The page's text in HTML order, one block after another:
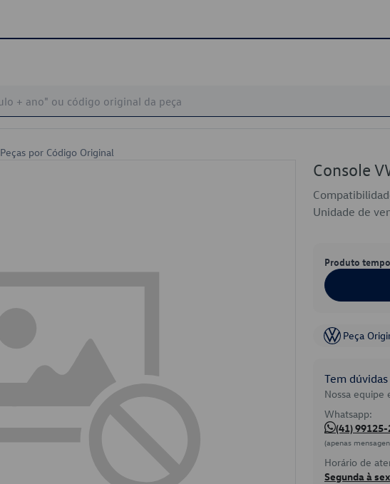
Peças por Código Original
Console
Unidade de
Produto
Peça
Tem
Nossa equipe
Whatsapp:
(41)
(apenas
Horário de
Segunda à